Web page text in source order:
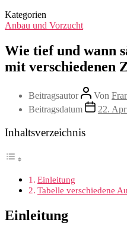
Kategorien
Anbau und Vorzucht
Wie tief und wann
mit verschiedenen
Beitragsautor Von
Beitragsdatum
22.
Inhaltsverzeichnis
Einleitung
Tabelle verschiedene
Einleitung